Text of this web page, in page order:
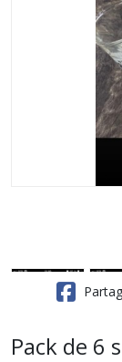
Pack de 6